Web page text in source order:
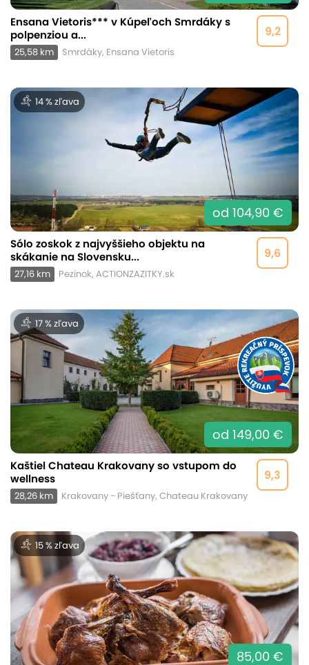
9,2
Ensana Vietoris*** v Kúpeľoch Smrdáky s
polpenziou a...
25,58 km Smrdáky, Ensana Vietoris
14 % zľava
od 104,90 €
9,6
Sólo zoskok z najvyššieho objektu na
skákanie na Slovensku...
27,16 km Pezinok, ACTIONZAZITKY.sk
17 % zľava
od 149,00 €
9,3
Kaštiel Chateau Krakovany so vstupom do
wellness
28,26 km Krakovany - Piešťany, Chateau Krakovany
15 % zľava
85,00 €